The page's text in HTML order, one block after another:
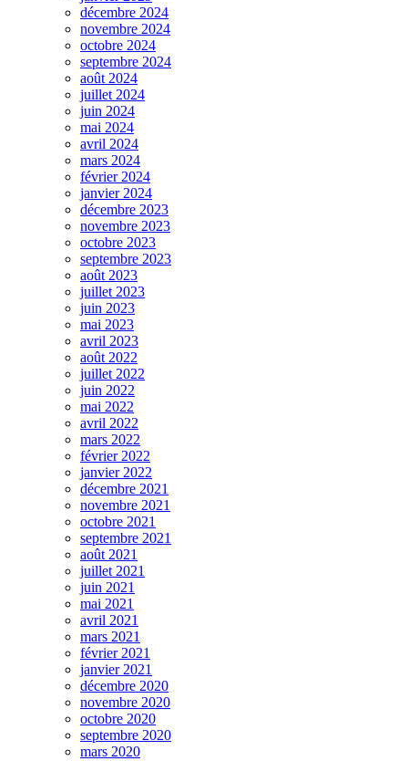
décembre 2024
novembre 2024
octobre 2024
septembre 2024
août 2024
juillet 2024
juin 2024
mai 2024
avril 2024
mars 2024
février 2024
janvier 2024
décembre 2023
novembre 2023
octobre 2023
septembre 2023
août 2023
juillet 2023
juin 2023
mai 2023
avril 2023
août 2022
juillet 2022
juin 2022
mai 2022
avril 2022
mars 2022
février 2022
janvier 2022
décembre 2021
novembre 2021
octobre 2021
septembre 2021
août 2021
juillet 2021
juin 2021
mai 2021
avril 2021
mars 2021
février 2021
janvier 2021
décembre 2020
novembre 2020
octobre 2020
septembre 2020
mars 2020